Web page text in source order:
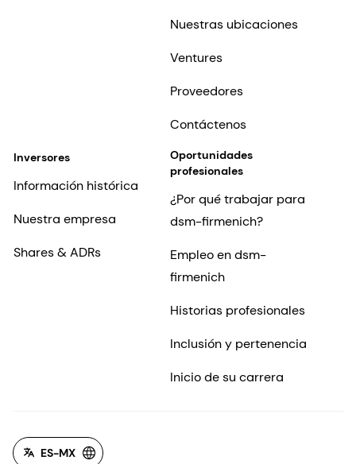
Nuestras ubicaciones
Ventures
Proveedores
Contáctenos
Inversores
Información histórica
Nuestra empresa
Shares & ADRs
Oportunidades
profesionales
¿Por qué trabajar para
dsm-firmenich?
Empleo en dsm-
firmenich
Historias profesionales
Inclusión y pertenencia
Inicio de su carrera
ES-MX